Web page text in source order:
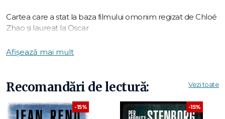
Cartea care a stat la baza filmului omonim regizat de Chloé
Zhao și laureat la Oscar
Bestseller New York Times
până la campingurile din California și programul
CamperForce al companiei Amazon, angajatorii americani
au descoperit un nou rezervor de forță de muncă ieftină:
persoanele în vârstă, fără locuințe stabile. Cu venituri mici și
Afișează mai mult
Recomandări de lectură: Vezi toate
-15% -15%